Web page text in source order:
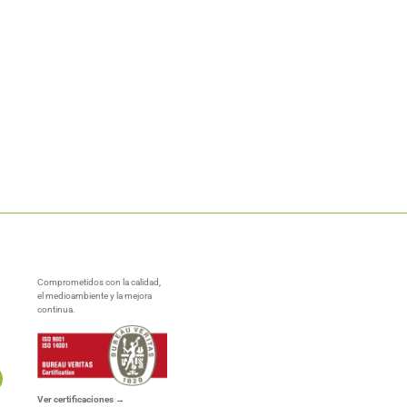
Comprometidos con la calidad,
el medioambiente y la mejora
continua.
Ver certificaciones →